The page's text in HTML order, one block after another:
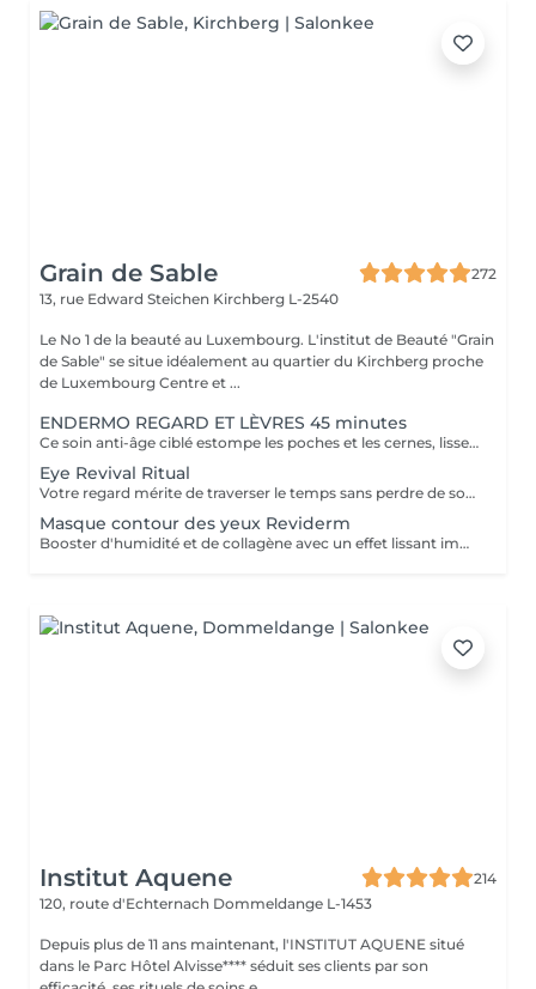
Grain de Sable
272
13, rue Edward Steichen Kirchberg L-2540
Le No 1 de la beauté au Luxembourg. L'institut de Beauté "Grain
de Sable" se situe idéalement au quartier du Kirchberg proche
de Luxembourg Centre et ...
ENDERMO REGARD ET LÈVRES 45 minutes
Ce soin anti-âge ciblé estompe les poches et les cernes, lisse les rides du contour des yeux et de la bouche, repulpe les lèvres et rehausse les paupières pour ouvrir et défatiguer le regard.
Eye Revival Ritual
Votre regard mérite de traverser le temps sans perdre de son éclat, c'est la mission de CellCollagen Contour des Yeux. L'association subtile entre sa matrice de collagène enrichie d'oligopeptides d'hibiscus et le sérum cellulaire dont il est infusé magnifiera votre contour de l'oeil. Ce soin luxueux ultra performant et hautement concentré en extraits cellulaires stabilisés (15%) hydrate et revitalise non seulement la peau particulièrement délicate de cette zone, mais repulpe* les rides et estompe visiblement les cernes et poches. Votre regard est reposé* et incroyablement lumineux.
Masque contour des yeux Reviderm
Booster d'humidité et de collagène avec un effet lissant immédiat.
Institut Aquene
214
120, route d'Echternach Dommeldange L-1453
Depuis plus de 11 ans maintenant, l'INSTITUT AQUENE situé
dans le Parc Hôtel Alvisse**** séduit ses clients par son